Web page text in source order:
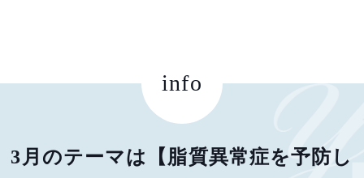
info
3月のテーマは【脂質異常症を予防し